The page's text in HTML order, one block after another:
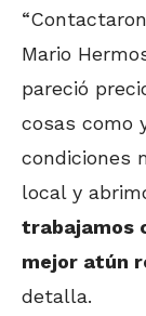
Mario
pareció
cosas como
condiciones
local y
trabajamos
mejor atún
detalla.